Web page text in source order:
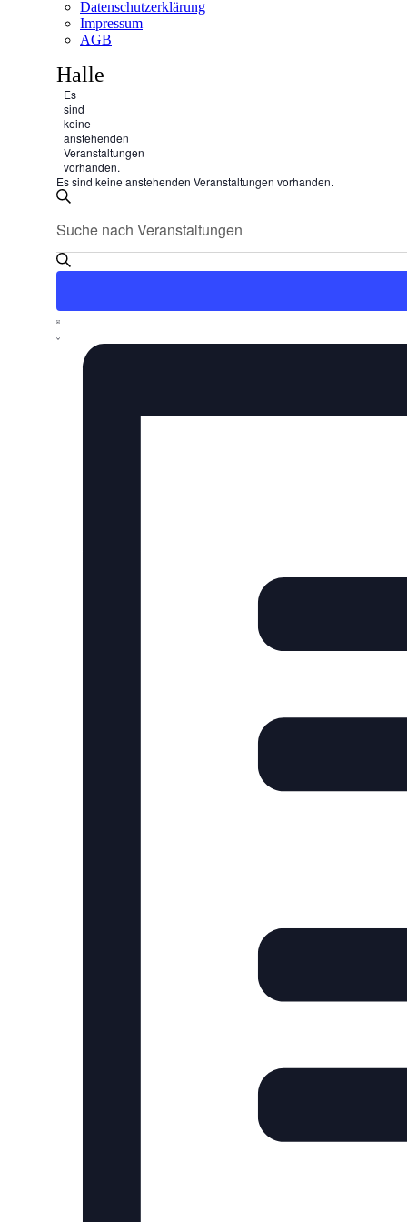
Datenschutzerklärung
Impressum
AGB
Halle
Es
sind
keine
anstehenden
Veranstaltungen
vorhanden.
Es sind keine anstehenden Veranstaltungen vorhanden.
Veranstaltungen
Suche
und
Ansichten,
Schlüsselwort
Suche
Schlüsselwort.
Veranstaltung
Ansichten-
Navigation
Liste